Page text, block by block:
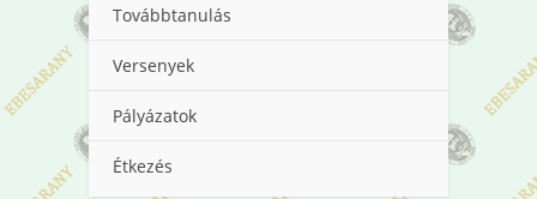
Továbbtanulás
Versenyek
Pályázatok
Étkezés